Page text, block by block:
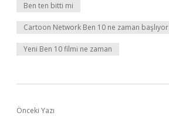
Ben ten bitti mi
Cartoon Network Ben 10 ne zaman başlıyor
Yeni Ben 10 filmi ne zaman
Önceki Yazı